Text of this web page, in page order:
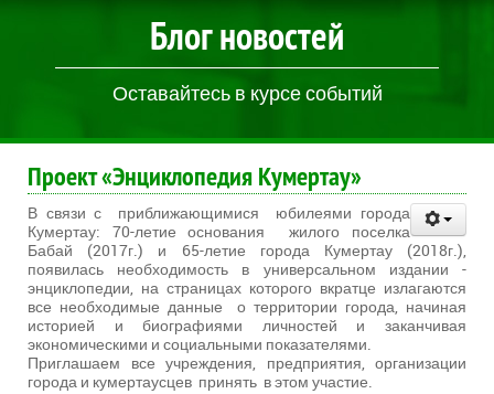
Блог новостей
Оставайтесь в курсе событий
Проект «Энциклопедия Кумертау»
В связи с приближающимися юбилеями города
Кумертау: 70-летие основания жилого поселка
Бабай (2017г.) и 65-летие города Кумертау (2018г.),
появилась необходимость в универсальном издании -
энциклопедии, на страницах которого вкратце излагаются
все необходимые данные о территории города, начиная
историей и биографиями личностей и заканчивая
экономическими и социальными показателями.
Приглашаем все учреждения, предприятия, организации
города и кумертаусцев принять в этом участие.